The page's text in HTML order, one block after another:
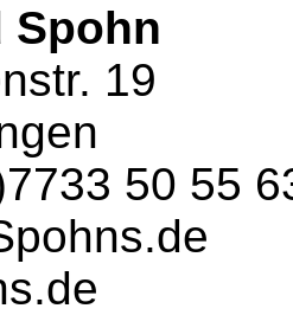
Spohn
19
50 55